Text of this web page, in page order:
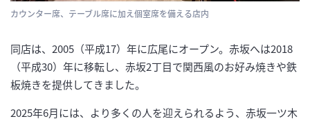
カウンター席、テーブル席に加え個室席を備える店内
同店は、2005（平成17）年に広尾にオープン。赤坂へは2018
（平成30）年に移転し、赤坂2丁目で関西風のお好み焼きや鉄
板焼きを提供してきました。
2025年6月には、より多くの人を迎えられるよう、赤坂一ツ木